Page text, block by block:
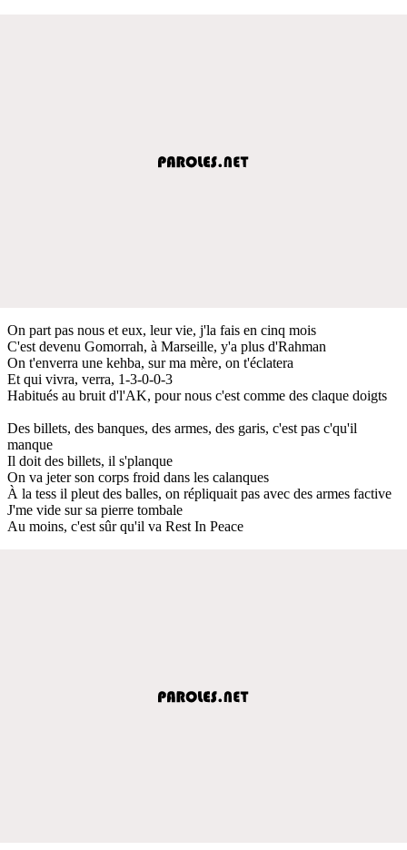
On part pas nous et eux, leur vie, j'la fais en cinq mois
C'est devenu Gomorrah, à Marseille, y'a plus d'Rahman
On t'enverra une kehba, sur ma mère, on t'éclatera
Et qui vivra, verra, 1-3-0-0-3
Habitués au bruit d'l'AK, pour nous c'est comme des claque doigts
Des billets, des banques, des armes, des garis, c'est pas c'qu'il
manque
Il doit des billets, il s'planque
On va jeter son corps froid dans les calanques
À la tess il pleut des balles, on répliquait pas avec des armes factive
J'me vide sur sa pierre tombale
Au moins, c'est sûr qu'il va Rest In Peace